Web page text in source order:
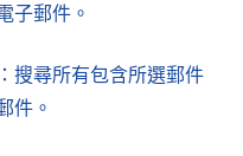
子郵件。
：搜尋所有包含所選郵件
件。